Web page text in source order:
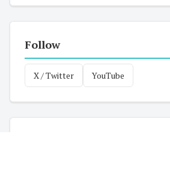
Follow
X / Twitter YouTube